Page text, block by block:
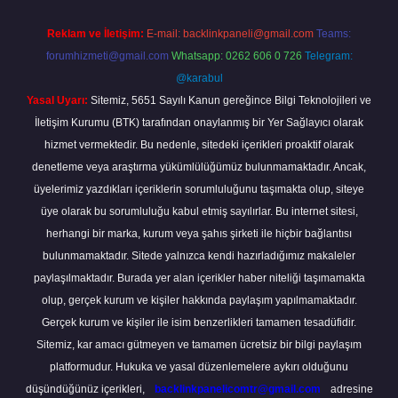
Reklam ve İletişim: E-mail: backlinkpaneli@gmail.com Teams:
forumhizmeti@gmail.com Whatsapp: 0262 606 0 726 Telegram:
@karabul
Yasal Uyarı: Sitemiz, 5651 Sayılı Kanun gereğince Bilgi Teknolojileri ve
İletişim Kurumu (BTK) tarafından onaylanmış bir Yer Sağlayıcı olarak
hizmet vermektedir. Bu nedenle, sitedeki içerikleri proaktif olarak
denetleme veya araştırma yükümlülüğümüz bulunmamaktadır. Ancak,
üyelerimiz yazdıkları içeriklerin sorumluluğunu taşımakta olup, siteye
üye olarak bu sorumluluğu kabul etmiş sayılırlar. Bu internet sitesi,
herhangi bir marka, kurum veya şahıs şirketi ile hiçbir bağlantısı
bulunmamaktadır. Sitede yalnızca kendi hazırladığımız makaleler
paylaşılmaktadır. Burada yer alan içerikler haber niteliği taşımamakta
olup, gerçek kurum ve kişiler hakkında paylaşım yapılmamaktadır.
Gerçek kurum ve kişiler ile isim benzerlikleri tamamen tesadüfidir.
Sitemiz, kar amacı gütmeyen ve tamamen ücretsiz bir bilgi paylaşım
platformudur. Hukuka ve yasal düzenlemelere aykırı olduğunu
düşündüğünüz içerikleri,
backlinkpanelicomtr@gmail.com adresine